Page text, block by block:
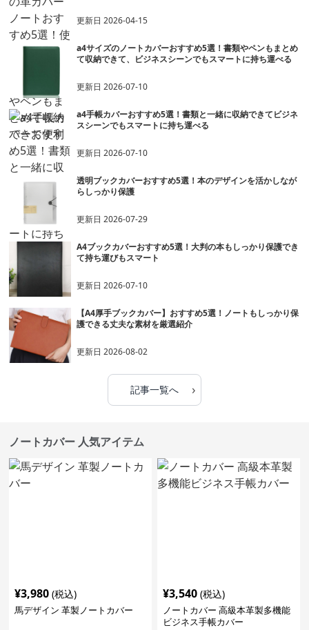
更新日2026-04-15
a4サイズのノートカバーおすすめ5選！書類やペンもまとめ
て収納できて、ビジネスシーンでもスマートに持ち運べる
更新日2026-07-10
a4手帳カバーおすすめ5選！書類と一緒に収納できてビジネ
スシーンでもスマートに持ち運べる
更新日2026-07-10
透明ブックカバーおすすめ5選！本のデザインを活かしなが
らしっかり保護
更新日2026-07-29
A4ブックカバーおすすめ5選！大判の本もしっかり保護でき
て持ち運びもスマート
更新日2026-07-10
【A4厚手ブックカバー】おすすめ5選！ノートもしっかり保
護できる丈夫な素材を厳選紹介
更新日2026-08-02
記事一覧へ ›
ノートカバー 人気アイテム
¥3,980 (税込)
馬デザイン 革製ノートカバー
¥3,540 (税込)
ノートカバー 高級本革製多機能
ビジネス手帳カバー